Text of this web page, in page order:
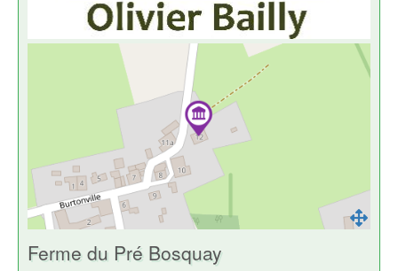
Ferme du Pré Bosquay